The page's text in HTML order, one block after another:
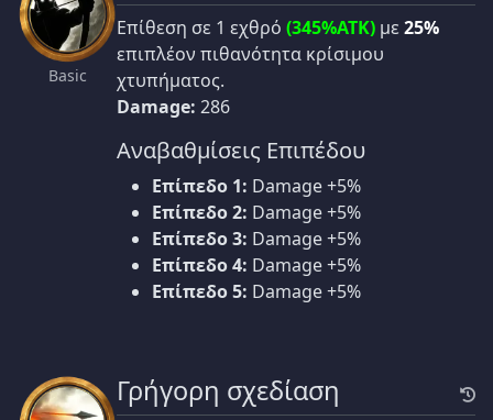
Basic
Επίθεση σε 1 εχθρό (345%ATK) με 25%
επιπλέον πιθανότητα κρίσιμου
χτυπήματος.
Damage: 286
Αναβαθμίσεις Επιπέδου
Επίπεδο 1: Damage +5%
Επίπεδο 2: Damage +5%
Επίπεδο 3: Damage +5%
Επίπεδο 4: Damage +5%
Επίπεδο 5: Damage +5%
Γρήγορη σχεδίαση